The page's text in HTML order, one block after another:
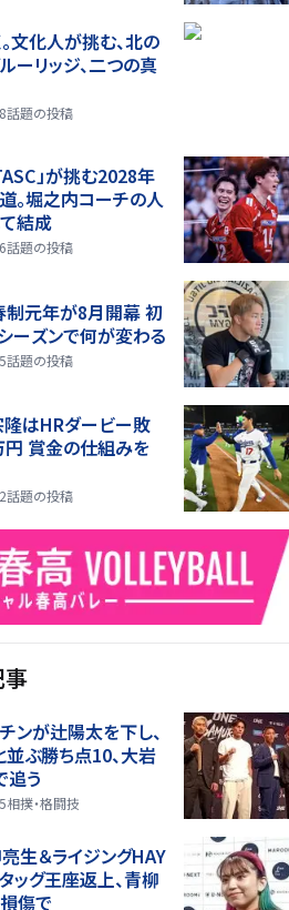
文化人が挑む、北の
ーリッジ、二つの真
話題の投稿
」が挑む2028年
。堀之内コーチの人
結成
話題の投稿
制元年が8月開幕 初
ーズンで何が変わる
話題の投稿
隆はHRダービー敗
賞金の仕組みを
話題の投稿
事
ンが辻陽太を下し、
ぶ勝ち点10、大岩
追う
相撲・格闘技
亮生＆ライジングHAY
ッグ王座返上、青柳
傷で